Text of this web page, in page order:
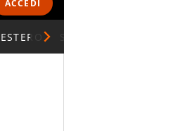
ACCEDI